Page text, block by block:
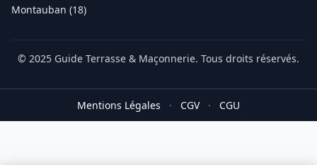
Montauban (18)
© 2025 Guide Terrasse & Maçonnerie. Tous droits réservés.
Mentions Légales · CGV · CGU